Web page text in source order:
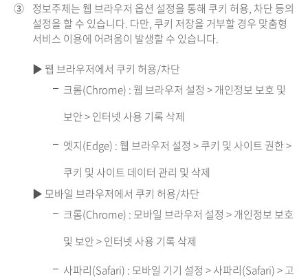
③ 정보주체는 웹 브라우저 옵션 설정을 통해 쿠키 허용, 차단 등의
설정을 할 수 있습니다. 다만, 쿠키 저장을 거부할 경우 맞춤형
서비스 이용에 어려움이 발생할 수 있습니다.
▶ 웹 브라우저에서 쿠키 허용/차단
크롬(Chrome) : 웹 브라우저 설정 > 개인정보 보호 및
보안 > 인터넷 사용 기록 삭제
엣지(Edge) : 웹 브라우저 설정 > 쿠키 및 사이트 권한 >
쿠키 및 사이트 데이터 관리 및 삭제
▶ 모바일 브라우저에서 쿠키 허용/차단
크롬(Chrome) : 모바일 브라우저 설정 > 개인정보 보호
및 보안 > 인터넷 사용 기록 삭제
사파리(Safari) : 모바일 기기 설정 > 사파리(Safari) > 고